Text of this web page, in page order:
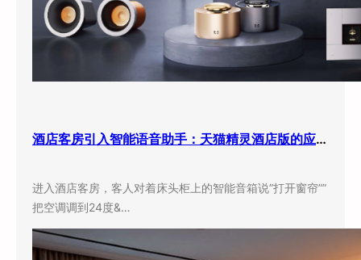
酒店客房引入智能语音助手：天猫精灵酒店版的应用现状与实际效果
进入酒店客房，客人对着床头柜上的智能音箱说”打开窗帘””
把空调调到24度&…